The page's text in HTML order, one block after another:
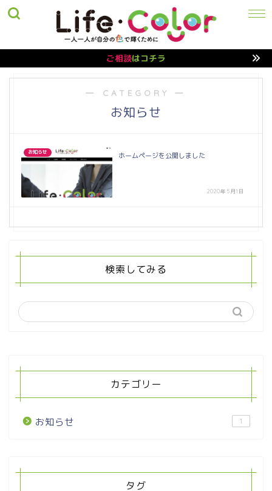
ご相談はコチラ
― CATEGORY ―
お知らせ
お知らせ ホームページを公開しました
2020年5月1日
検索してみる
カテゴリー
お知らせ 1
タグ